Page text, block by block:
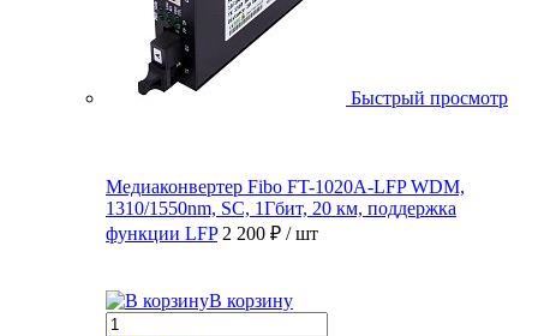
Быстрый просмотр
Медиаконвертер Fibo FT-1020A-LFP WDM,
1310/1550nm, SC, 1Гбит, 20 км, поддержка
функции LFP 2 200 ₽ / шт
В корзину